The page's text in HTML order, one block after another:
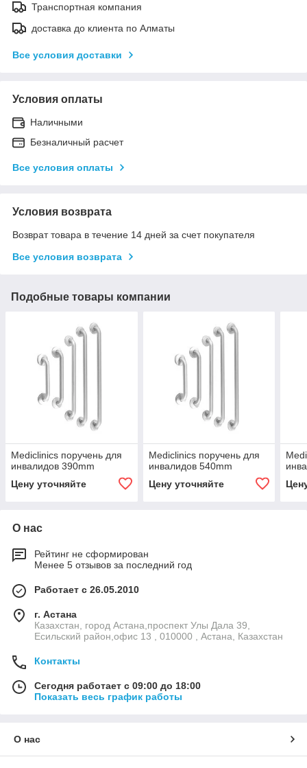
Транспортная компания
доставка до клиента по Алматы
Все условия доставки
Условия оплаты
Наличными
Безналичный расчет
Все условия оплаты
Условия возврата
Возврат товара в течение 14 дней за счет покупателя
Все условия возврата
Подобные товары компании
Mediclinics поручень для
инвалидов 390mm
Цену уточняйте
Mediclinics поручень для
инвалидов 540mm
Цену уточняйте
О нас
Рейтинг не сформирован
Менее 5 отзывов за последний год
Работает с 26.05.2010
г. Астана
Казахстан, город Астана,проспект Улы Дала 39,
Есильский район,офис 13 , 010000 , Астана, Казахстан
Контакты
Сегодня работает с 09:00 до 18:00
Показать весь график работы
О нас